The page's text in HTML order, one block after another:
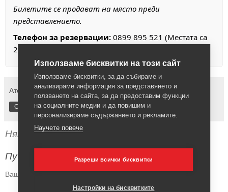
Билетите се продават на място преди
представлението.
Телефон за резервации: 0899 895 521 (Местата са
20!)
Ателие Пластелин
Споделяне
Няма коментари:
Публикуване на коментар
Вашето мнение:
Използваме бисквитки на този сайт
Използваме бисквитки, за да събираме и
анализираме информация за представянето и
ползването на сайта, за да предоставим функции
на социалните медии и да повишим и
персонализираме съдържанието и рекламите.
Научете повече
Разреши всички бисквитки
Настройки на бисквитките